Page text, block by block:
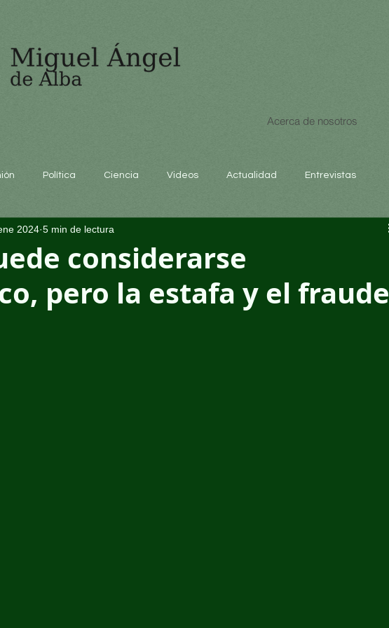
Acerca de nosotros
Política Ciencia Videos Actualidad Entrevistas
educación
considerarse
pero la estafa y el fraude
2024 5 min de lectura